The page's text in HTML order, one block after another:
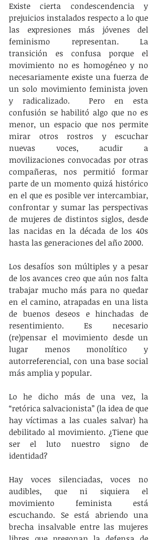
Existe cierta condescendencia y
prejuicios instalados respecto a lo que
las expresiones más jóvenes del
feminismo representan. La
transición es confusa porque el
movimiento no es homogéneo y no
necesariamente existe una fuerza de
un solo movimiento feminista joven
y radicalizado.  Pero en esta
confusión se habilitó algo que no es
menor, un espacio que nos permite
mirar otros rostros y escuchar
nuevas voces, acudir a
movilizaciones convocadas por otras
compañeras, nos permitió formar
parte de un momento quizá histórico
en el que es posible ver intercambiar,
confrontar y sumar las perspectivas
de mujeres de distintos siglos, desde
las nacidas en la década de los 40s
hasta las generaciones del año 2000.
Los desafíos son múltiples y a pesar
de los avances creo que aún nos falta
trabajar mucho más para no quedar
en el camino, atrapadas en una lista
de buenos deseos e hinchadas de
resentimiento. Es necesario
(re)pensar el movimiento desde un
lugar menos monolítico y
autorreferencial, con una base social
más amplia y popular.
Lo he dicho más de una vez, la
“retórica salvacionista” (la idea de que
hay víctimas a las cuales salvar) ha
debilitado al movimiento. ¿Tiene que
ser el luto nuestro signo de
identidad?
Hay voces silenciadas, voces no
audibles, que ni siquiera el
movimiento feminista está
escuchando. Se está abriendo una
brecha insalvable entre las mujeres